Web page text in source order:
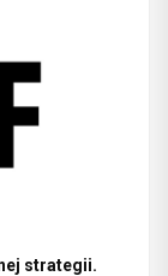
strategii.